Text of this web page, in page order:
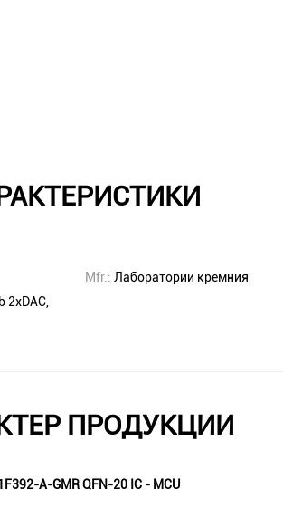
Mfr.: Лаборатории кремния
2xDAC,
ПРОДУКЦИИ
A-GMR QFN-20 IC - MCU